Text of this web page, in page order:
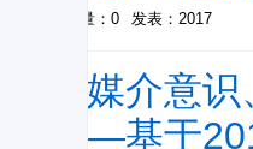
被引量：0 发表：2017
新媒介意
——基于